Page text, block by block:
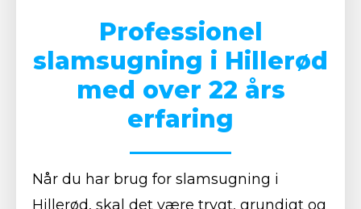
Professionel
slamsugning i Hillerød
med over 22 års
erfaring
Når du har brug for slamsugning i
Hillerød, skal det være trygt, grundigt og